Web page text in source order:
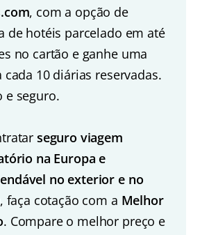
, com a opção de
de hotéis parcelado em até
no cartão e ganhe uma
cada 10 diárias reservadas.
e seguro.
seguro viagem
na Europa e
no exterior e no
, faça cotação com a Melhor
. Compare o melhor preço e